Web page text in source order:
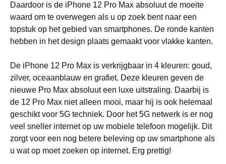
Daardoor is de iPhone 12 Pro Max absoluut de moeite
waard om te overwegen als u op zoek bent naar een
topstuk op het gebied van smartphones. De ronde kanten
hebben in het design plaats gemaakt voor vlakke kanten.
De iPhone 12 Pro Max is verkrijgbaar in 4 kleuren: goud,
zilver, oceaanblauw en grafiet. Deze kleuren geven de
nieuwe Pro Max absoluut een luxe uitstraling. Daarbij is
de 12 Pro Max niet alleen mooi, maar hij is ook helemaal
geschikt voor 5G techniek. Door het 5G netwerk is er nog
veel sneller internet op uw mobiele telefoon mogelijk. Dit
zorgt voor een nog betere beleving op uw smartphone als
u wat op moet zoeken op internet. Erg prettig!